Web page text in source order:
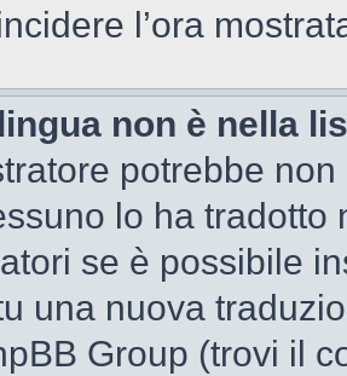
l’ora
non è nella
potrebbe
lo ha
se è possibile
una nuova
Group (trovi il